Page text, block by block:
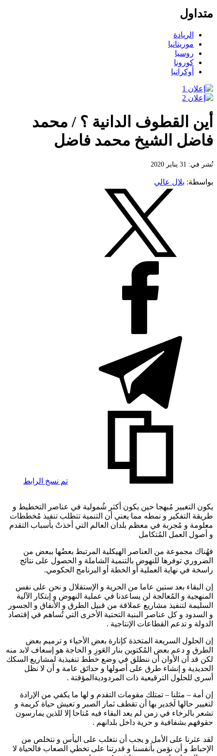
متداول
الريادة
موريتانيا
روسيا
كورونا
أوكرانيا
أين القطوف الدانية ؟ / محمد
فاضل الشيخ محمد فاضل
نُشر في: 31 يناير 2020
بواسطة: بلال عالي
تم نسخ الرابط
يكون التغيير مُبهجا حين يكون أكثر شُمولية في عناصر التخطيط و
طريقة التفكير و نمطه مما يعني أن التنمية تتطلب تنفيذ مُخططات
معلومة و مُجربة في معظم بلدان العالم التي أخذتْ بأسباب التقدم
و أصول العمل المُتكامل
فهُناك مجموعة من العناصر الهيكلية المرتبط بعضُها ببعض من
الضروري توفرها للنهوض بالتنمية الشاملة و الحصول على نتائج
راسخة في نهاية العملية أو الخطة أو البرنامج الحكومي.
إن البقاء بعد ستين عاما من الحرية و الإستقلال و نحن على نفس
المنهجية و المُعالجة لن يساعدنا في عملية النهوض و إبتكار الآلية
السليمة لتنفيذ مشاريع عملاقة من قبيل الطرق و الأنفاق و الجسور
و السدود و كل عناصر البنية التحتية الأخرى التي تُساهم في إقتصاد
الدولة و تدعم القطاعات الإنتاجية .
إن الحلول السريعة المتخذة كإنارة بعض الأحياء و ترميم بعض
الطرق و دعم بعض المُكتوين بنار العَوزِ و الحاجة هو إسعاف لابد منه
لكن قد آن الأوان أن ننطلق في وضع خطط تنفيذية لمشاريع السكك
الحديدية و إنشاء طرق على أصولها و حدائق عامة و أن لا نظل
أسرى للحلول الترقيعية ذات المردوديةالمؤقتة .
إن أمة – مثلنا – تمتلك مقومات التقدم و لها ما يكفي من الإرادة
لتغيير حالها لَجَدير بها أن تقطف ثمار الصبر و تعيش حياة كريمة و
تشعر بالرخاء في زمن لم يعد البقاء فيه مُتاحا إلا للذين يمارسون
حقوقهم بشفافية و حرية داخل بلدانهم .
لقد عثرنا على الأمل و يجب أن نتغلب على اليأس و نتخلص من
الإحباط و أن نؤمن بأنفسنا و قدرتنا على تخطي الصعاب فالحياة لا